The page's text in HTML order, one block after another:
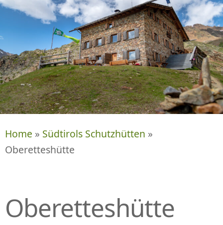
N
H
A
L
T
S
P
R
I
N
N
Home » Südtirols Schutzhütten »
Oberetteshütte
Oberetteshütte